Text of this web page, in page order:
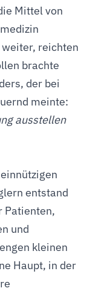
Mittel von
reichten
brachte
der bei
meinte:
ausstellen
entstand
Patienten,
und
kleinen
Haupt, in der